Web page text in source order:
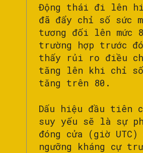
Động thái đi lên
đã đẩy chỉ số sức
tương đối lên mức
trường hợp trước
thấy rủi ro điều
tăng lên khi chỉ
tăng trên 80.
Dấu hiệu đầu tiên
suy yếu sẽ là sự
đóng cửa (giờ UTC)
ngưỡng kháng cự